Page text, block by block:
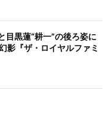
目黒蓮“耕一”の後ろ姿に
影『ザ・ロイヤルファミ